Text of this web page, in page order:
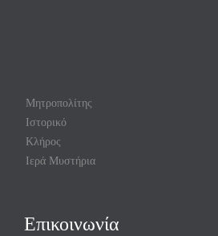
Μητροπολίτης
Ιστορικό
Κλήρος
Ιερά Μυστήρια
Επικοινωνία